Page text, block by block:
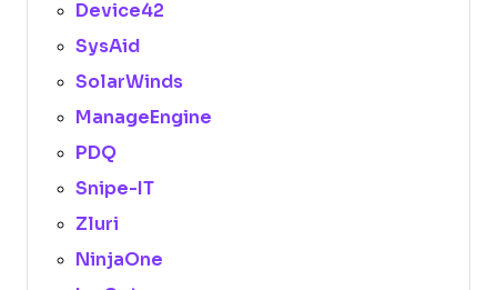
Device42
SysAid
SolarWinds
ManageEngine
PDQ
Snipe-IT
Zluri
NinjaOne